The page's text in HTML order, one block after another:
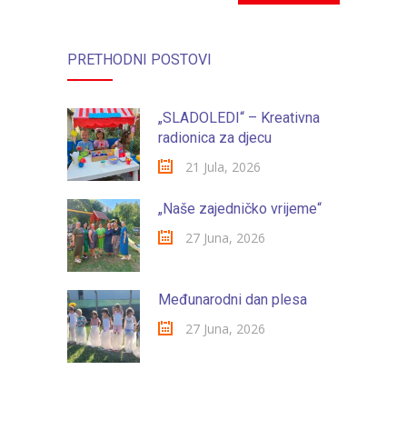
-- Edukacije za roditelje
-- Edukacije zaposlenika
Za roditelje
-- Jelovnik za djecu
-- Obrasci i zahtjevi
-- Obavještenja za roditelje
Projekti
Mala škola sporta
PRETHODNI POSTOVI
„SLADOLEDI“ – Kreativna
radionica za djecu
21 Jula, 2026
„Naše zajedničko vrijeme“
27 Juna, 2026
Međunarodni dan plesa
27 Juna, 2026